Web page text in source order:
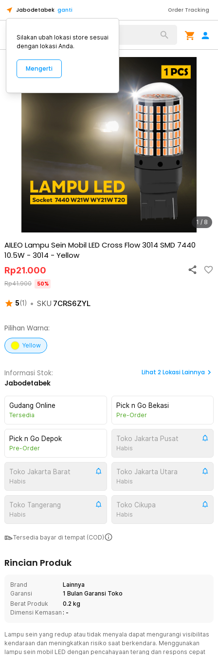
Jabodetabek ganti Order Tracking
Alat Kopi
1 / 8
AILEO Lampu Sein Mobil LED Cross Flow 3014 SMD 7440
10.5W - 3014 - Yellow
5(1 ) • SKU 7CRS6ZYL
Rp21.000
Rp41.900 50%
Pilihan Warna:
Yellow
Informasi Stok:
Jabodetabek
Lihat 2Lokasi Lainnya
Gudang Online
Tersedia
Pick n Go Bekasi
Pre-Order
Pick n Go Depok
Pre-Order
Toko Jakarta Pusat
Habis
Toko Jakarta Barat
Habis
Toko Jakarta Utara
Habis
Toko Tangerang
Habis
Toko Cikupa
Habis
Tersedia bayar di tempat (COD)
Rincian Produk
Brand
Lainnya
Garansi
1 Bulan Garansi Toko
Berat Produk
0.2 kg
Dimensi Kemasan : -
Lampu sein yang redup atau tidak menyala dapat mengurangi visibilitas
kendaraan dan meningkatkan risiko saat berkendara. Menggunakan
lampu sein mobil LED dengan pencahayaan terang dan respons cepat
Silakan ubah lokasi store sesuai
dengan lokasi Anda.
Mengerti